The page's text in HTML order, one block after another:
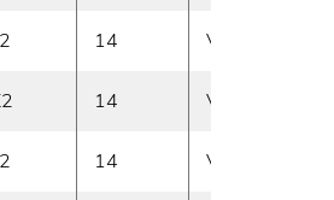
14 Vasen
14 Vasen
14 Vasen